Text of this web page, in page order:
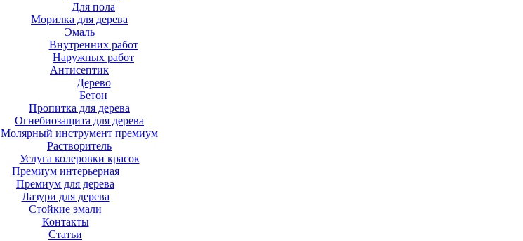
Для пола
Морилка для дерева
Эмаль
Внутренних работ
Наружных работ
Антисептик
Дерево
Бетон
Пропитка для дерева
Огнебиозащита для дерева
Молярный инструмент премиум
Растворитель
Услуга колеровки красок
Премиум интерьерная
Премиум для дерева
Лазури для дерева
Стойкие эмали
Контакты
Статьи